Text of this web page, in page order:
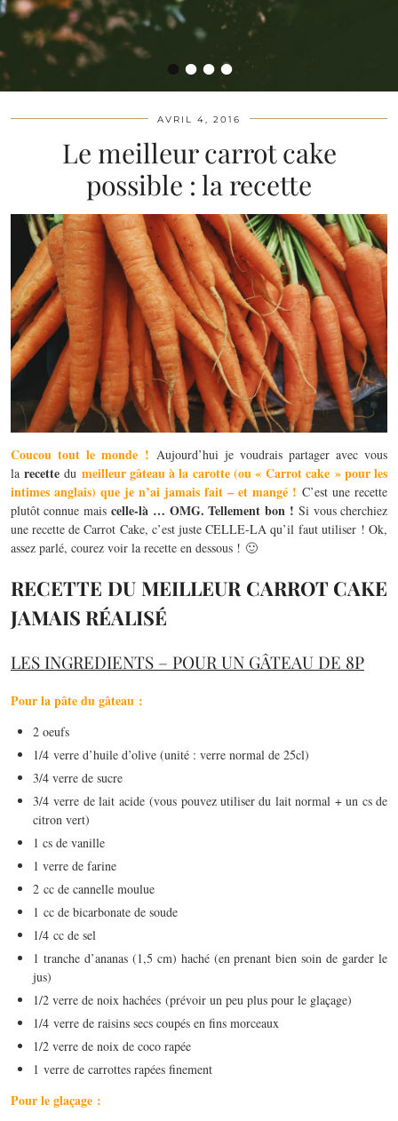
••••
AVRIL 4, 2016
Le meilleur carrot cake
possible : la recette
Coucou tout le monde ! Aujourd’hui je voudrais partager avec vous
larecette du meilleur gâteau à la carotte (ou « Carrot cake » pour les
intimes anglais) que je n’ai jamais fait – et mangé ! C’est une recette
plutôt connue maiscelle-là … OMG. Tellement bon ! Si vous cherchiez
une recette de Carrot Cake, c’est juste CELLE-LA qu’il faut utiliser ! Ok,
assez parlé, courez voir la recette en dessous ! 🙂
RECETTE DU MEILLEUR CARROT CAKE
JAMAIS RÉALISÉ
LES INGREDIENTS – POUR UN GÂTEAU DE 8P
Pour la pâte du gâteau :
2 oeufs
1/4 verre d’huile d’olive (unité : verre normal de 25cl)
3/4 verre de sucre
3/4 verre de lait acide (vous pouvez utiliser du lait normal + un cs de
citron vert)
1 cs de vanille
1 verre de farine
2 cc de cannelle moulue
1 cc de bicarbonate de soude
1/4 cc de sel
1 tranche d’ananas (1,5 cm) haché (en prenant bien soin de garder le
jus)
1/2 verre de noix hachées (prévoir un peu plus pour le glaçage)
1/4 verre de raisins secs coupés en fins morceaux
1/2 verre de noix de coco rapée
1 verre de carrottes rapées finement
Pour le glaçage :